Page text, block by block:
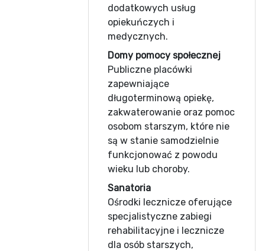
dodatkowych usług
opiekuńczych i
medycznych.
Domy pomocy społecznej
Publiczne placówki
zapewniające
długoterminową opiekę,
zakwaterowanie oraz pomoc
osobom starszym, które nie
są w stanie samodzielnie
funkcjonować z powodu
wieku lub choroby.
Sanatoria
Ośrodki lecznicze oferujące
specjalistyczne zabiegi
rehabilitacyjne i lecznicze
dla osób starszych,